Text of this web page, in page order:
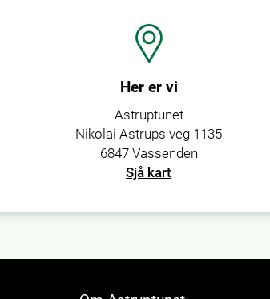
Her er vi
Astruptunet
Nikolai Astrups veg 1135
6847 Vassenden
Sjå kart